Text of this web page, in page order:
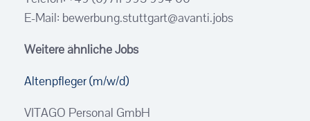
E-Mail: bewerbung.stuttgart@avanti.jobs
Weitere ähnliche Jobs
Altenpfleger (m/w/d)
VITAGO Personal GmbH